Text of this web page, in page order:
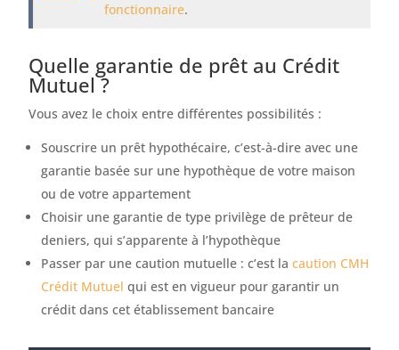
fonctionnaire.
Quelle garantie de prêt au Crédit
Mutuel ?
Vous avez le choix entre différentes possibilités :
Souscrire un prêt hypothécaire, c’est-à-dire avec une
garantie basée sur une hypothèque de votre maison
ou de votre appartement
Choisir une garantie de type privilège de prêteur de
deniers, qui s’apparente à l’hypothèque
Passer par une caution mutuelle : c’est lacaution CMH
Crédit Mutuel qui est en vigueur pour garantir un
crédit dans cet établissement bancaire